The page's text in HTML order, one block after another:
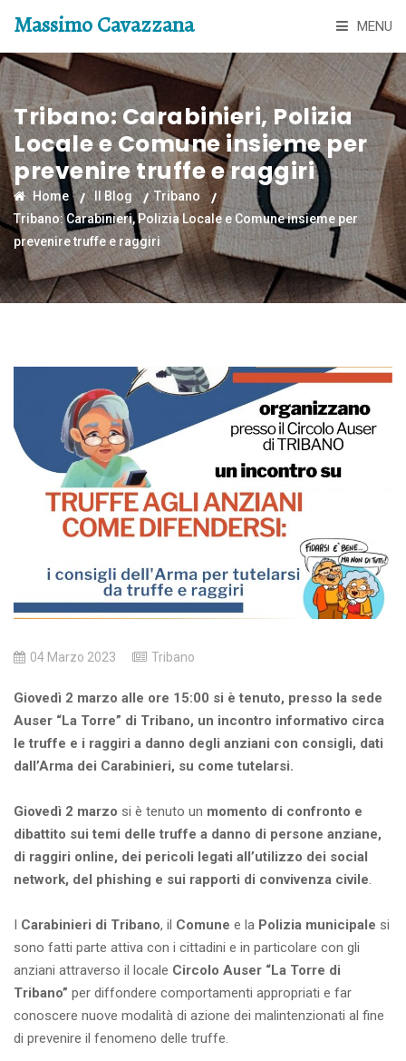
Massimo Cavazzana MENU
Tribano: Carabinieri, Polizia
Locale e Comune insieme per
prevenire truffe e raggiri
Home Il Blog
Tribano
Tribano: Carabinieri, Polizia Locale e Comune insieme per
prevenire truffe e raggiri
04 Marzo 2023 Tribano
Giovedì 2 marzo alle ore 15:00 si è tenuto, presso la sede
Auser “La Torre” di Tribano, un incontro informativo circa
le truffe e i raggiri a danno degli anziani con consigli, dati
dall’Arma dei Carabinieri, su come tutelarsi.
Giovedì 2 marzo si è tenuto un momento di confronto e
dibattito sui temi delle truffe a danno di persone anziane,
di raggiri online, dei pericoli legati all’utilizzo dei social
network, del phishing e sui rapporti di convivenza civile.
Carabinieri di Tribano, il Comune e la Polizia municipale si
sono fatti parte attiva con i cittadini e in particolare con gli
anziani attraverso il locale Circolo Auser “La Torre di
Tribano” per diffondere comportamenti appropriati e far
conoscere nuove modalità di azione dei malintenzionati al fine
di prevenire il fenomeno delle truffe.